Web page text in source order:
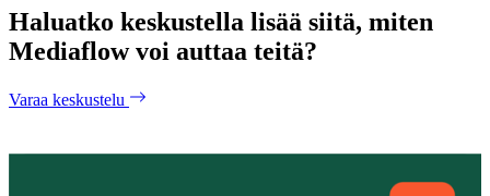
Haluatko keskustella lisää siitä, miten
Mediaflow voi auttaa teitä?
Varaa keskustelu